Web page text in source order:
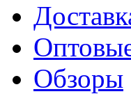
Обзоры